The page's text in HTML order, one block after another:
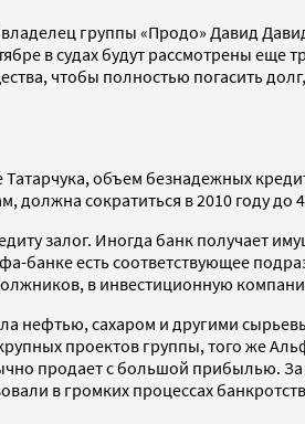
группы «Продо» Давид
в судах будут рассмотрены еще
чтобы полностью погасить
объем безнадежных
должна сократиться в 2010 году до
залог. Иногда банк получает
есть соответствующее
в инвестиционную
нефтью, сахаром и другими
проектов группы, того же
продает с большой прибылью.
в громких процессах